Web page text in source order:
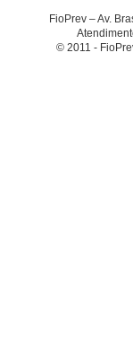
FioPrev – Av.
© 2011 -